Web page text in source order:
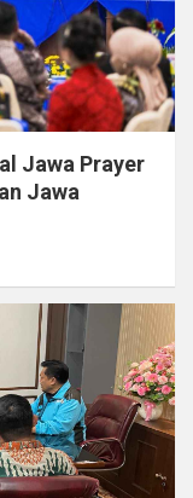
Jawa Prayer
Jawa